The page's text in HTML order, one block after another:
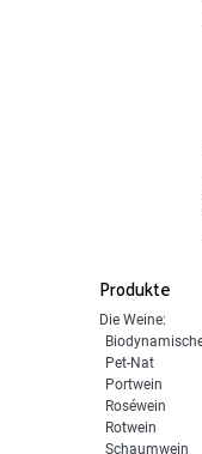
Produkte
Die Weine:
Pet-Nat
Portwein
Roséwein
Rotwein
Schaumwein